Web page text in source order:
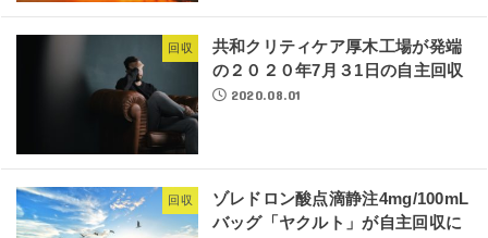
回収
共和クリティケア厚木工場が発端
の２０２０年7月３1日の自主回収
2020.08.01
回収
ゾレドロン酸点滴静注4mg/100mL
バッグ「ヤクルト」が自主回収に